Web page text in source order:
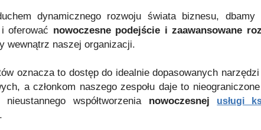
dynamicznego rozwoju świata biznesu,
oferować nowoczesne podejście i zaawansowane
wewnątrz naszej organizacji.
oznacza to dostęp do idealnie dopasowanych
a członkom naszego zespołu daje to
nieustannego współtworzenia
nowoczesnej usługi
.